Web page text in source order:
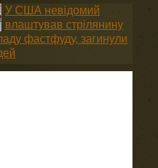
У США невідомий
влаштував стрілянину
фастфуду, загинули